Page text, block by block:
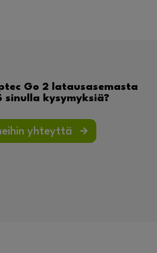
Go 2 latausasemasta
sinulla kysymyksiä?
yhteyttä